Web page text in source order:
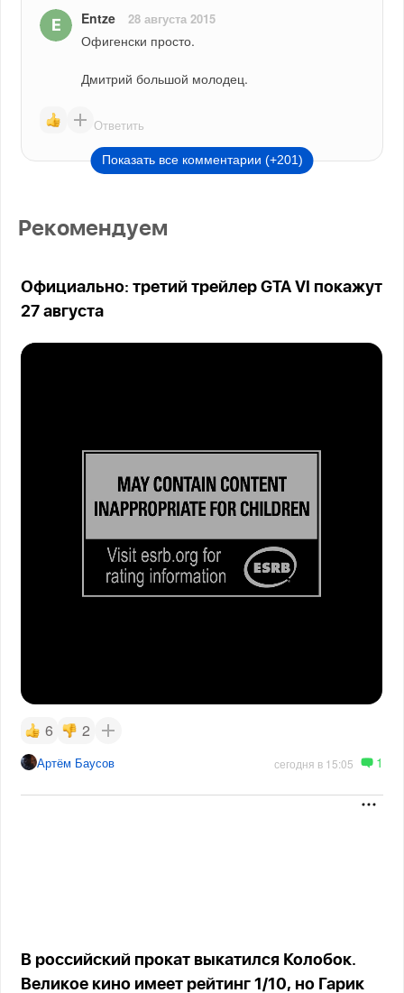
Entze 28 августа 2015
Офигенски просто.
Дмитрий большой молодец.
Ответить
Показать все комментарии (+201)
Рекомендуем
Официально: третий трейлер GTA VI покажут
27 августа
6 2
Артём Баусов сегодня в 15:05 1
В российский прокат выкатился Колобок.
Великое кино имеет рейтинг 1/10, но Гарик